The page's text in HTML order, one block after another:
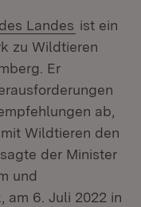
Landes (Öffnet
ist ein
zu Wildtieren
Er
ab,
Wildtieren den
der Minister
und
am 6. Juli 2022 in